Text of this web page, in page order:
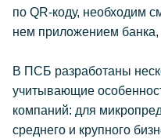
по QR-коду, необходим
нем приложением
В ПСБ разработаны
учитывающие
компаний: для
среднего и крупного